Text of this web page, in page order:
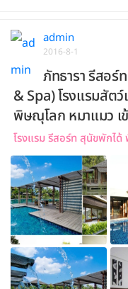
admin
2016-8-1
ภัทธารา รีสอ
& Spa) โรงแรมสัตว์
พิษณุโลก หมาแมว เ
โรงแรม รีสอร์ท สุนัขพักไ